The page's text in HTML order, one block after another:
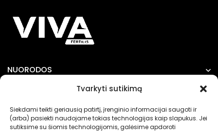
Tvarkyti sutikimą
Siekdami teikti geriausią patirtį, įrenginio informacijai saugoti ir
(arba) pasiekti naudojame tokias technologijas kaip slapukus. Jei
sutiksime su šiomis technologijomis, galėsime apdoroti
NUORODOS
INFORMACIJA